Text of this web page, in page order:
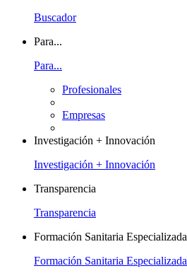
Buscador
Para...
Para...
Profesionales
Empresas
Investigación + Innovación
Investigación + Innovación
Transparencia
Transparencia
Formación Sanitaria Especializada
Formación Sanitaria Especializada